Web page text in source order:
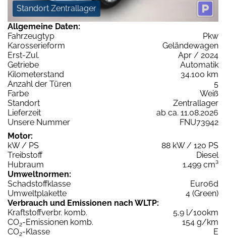
Standort Zentrallager
Allgemeine Daten:
Fahrzeugtyp
Pkw
Karosserieform
Geländewagen
Erst-Zul.
Apr / 2024
Getriebe
Automatik
Kilometerstand
34.100 km
Anzahl der Türen
5
Farbe
Weiß
Standort
Zentrallager
Lieferzeit
ab ca. 11.08.2026
Unsere Nummer
FNU73942
Motor:
kW / PS
88 kW / 120 PS
Treibstoff
Diesel
Hubraum
1.499 cm³
Umweltnormen:
Schadstoffklasse
Euro6d
Umweltplakette
4 (Green)
Verbrauch und Emissionen nach WLTP:
Kraftstoffverbr. komb.
5,9 l/100km
CO2-Emissionen komb.
154 g/km
CO2-Klasse
E